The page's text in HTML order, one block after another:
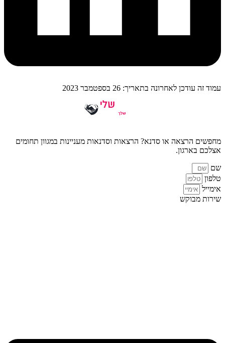
עמוד זה עודכן לאחרונה בתאריך: 26 בספטמבר 2023
מחפשים הרצאה או סדנא? הרצאות וסדנאות מעניינות במגוון תחומים
אצלכם בארגון.
שם
טלפון
אימייל
שירות מבוקש